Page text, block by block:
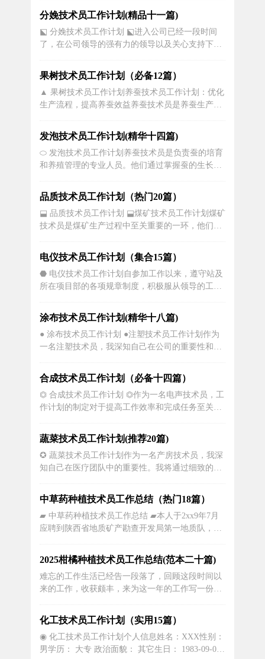
总畜牧师xxx任副组长，监督员：xx为成员，并分
工明确，责任到人。二是制定了《20xx年畜禽水产
品质量安全监控实施方案》、《x县畜禽水产品质
量安全专项整治行动方案...
分娩技术员工作计划(精品十一篇)
⬕ 分娩技术员工作计划 ⬕进入公司已经一段时间
了，在公司领导的强有力的领导以及关心支持下，
xxxx年年度工作，特制定工作计划如下：一、认认
真真，做好本职工作坚持完成领导交办的各项任
务，尽量做到让领导满意;在测量过程中遵章守纪，
服从管理，做好本职工作;对测量...
果树技术员工作计划（必备12篇）
▲ 果树技术员工作计划养蚕技术员工作计划：优化
生产流程，提高养蚕效益养蚕技术员是养蚕生产中
识，敏锐的观察力和较强的实际操作能力。本文将
讨论一份养蚕技术员工作计划，主要涉及优化生产
流程，提高养蚕效益。一、技能培训技术是生产的
根本，技术人员又是生产的重要组成部...
发泡技术员工作计划(精华十四篇)
⬭ 发泡技术员工作计划养蚕技术员是负责蚕的培育
和养殖管理的专业人员。他们通过掌握蚕的生长发
蚕丝生产提供优质的种瓶和蚕茧。下面将详细描述
养蚕技术员的工作计划。一、研究与学习：1. 深入
学习蚕养殖相关知识：了解蚕的生态习性、生长发
育过程、养殖环境要求等，掌握养...
品质技术员工作计划（热门20篇）
⬓ 品质技术员工作计划 ⬓煤矿技术员工作计划煤矿
技术员是煤矿生产过程中至关重要的一环，他们负
安全运营。在这篇文章中，我们将详细介绍煤矿技
术员的工作计划，让大家对他们的工作内容有更深
入的了解。一、早期准备工作作为一名煤矿技术
员，一天的工作早早就开始。每天早晨...
电仪技术员工作计划（集合15篇）
⬣ 电仪技术员工作计划自参加工作以来，遵守站及
所在项目部的各项规章制度，积极服从领导的工作
护集体荣誉，思想上要求进步，积极响应站的号
召，认真贯彻执行站文件及会议精神。工作积极努
力，任劳任怨，认真学习相关试验知识，了解建筑
新型材料检测及应用，不断充实完善自己...
涂布技术员工作计划(精华十八篇)
● 涂布技术员工作计划 ●注塑技术员工作计划作为
一名注塑技术员，我深知自己在公司的重要性和责
自己在工作中达到最佳状态，为公司的发展贡献力
量。我将每天早上8点准时到达公司，开始我的一
天工作。在进入注塑车间之前，我会先检查一遍设
备的运行情况，确保所有设备都处于...
合成技术员工作计划（必备十四篇）
⏣ 合成技术员工作计划 ⏣作为一名电声技术员，工
作计划的制定对于提高工作效率和完成任务至关重
作计划，帮助员工更好地理解自己的工作职责和目
标。第一步：项目调研和需求分析（1周）在开始
任何项目之前，电声技术员需要仔细调研，并与相
关团队成员和客户进行沟通，了解项...
蔬菜技术员工作计划(推荐20篇)
✪ 蔬菜技术员工作计划作为一名产房技术员，我深
知自己在医疗团队中的重要性。我将通过细致的计
医疗和护理，创造一个安全和舒适的分娩环境。在
这篇文章中，我将详细描述我的工作计划，以期使
读者更好地了解我在产房中的职责和工作流程。早
晨，当我进入产房时，第一件事就是检...
中草药种植技术员工作总结（热门18篇）
▰ 中草药种植技术员工作总结 ▰本人于2xx9年7月
应聘到陕西省地质矿产勘查开发局第一地质队，依
作，到20xx年7月见习期已满一年，现正式提出转
正申请。下面，我将一年来的思想、工作、学习、
生活等方面的情况进行如下总结。在思想上，我深
刻地认识到，从学...
2025柑橘种植技术员工作总结(范本二十篇)
难忘的工作生活已经告一段落了，回顾这段时间以
来的工作，收获颇丰，来为这一年的工作写一份工
小编为大家收集的农业果园技术员的工作总结，仅
供参考，欢迎大家阅读。柑橘种植技术员工作总结
篇120xx年我有幸被聘为偏关县万寨镇东长咀村
《基层农技推广体系改革和...
化工技术员工作计划（实用15篇）
◉ 化工技术员工作计划个人信息姓名：XXX性别：
男学历： 大专 政治面貌： 其它生日： 1983-09-07